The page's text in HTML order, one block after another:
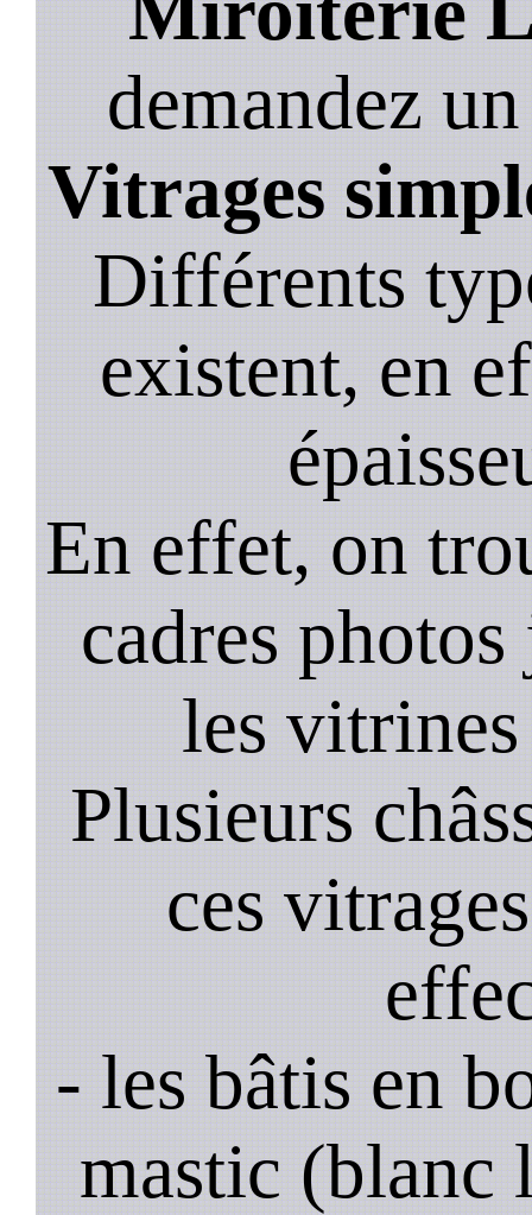
demandez
Vitrages
Différents
existent, en
En effet, on
cadres
les
Plusieurs
ces
- les bâtis en
mastic (blanc